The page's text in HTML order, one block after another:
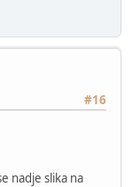
#16
nadje slika na